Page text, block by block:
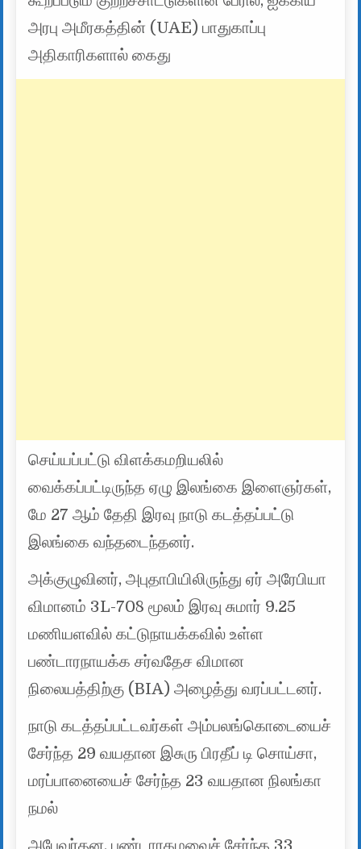
அரபு அமீரகத்தின் (UAE) பாதுகாப்பு
அதிகாரிகளால் கைது
செய்யப்பட்டு விளக்கமறியலில்
வைக்கப்பட்டிருந்த ஏழு இலங்கை இளைஞர்கள்,
மே 27 ஆம் தேதி இரவு நாடு கடத்தப்பட்டு
இலங்கை வந்தடைந்தனர்.
அக்குழுவினர், அபுதாபியிலிருந்து ஏர் அரேபியா
விமானம் 3L-708 மூலம் இரவு சுமார் 9.25
மணியளவில் கட்டுநாயக்கவில் உள்ள
பண்டாரநாயக்க சர்வதேச விமான
நிலையத்திற்கு (BIA) அழைத்து வரப்பட்டனர்.
நாடு கடத்தப்பட்டவர்கள் அம்பலங்கொடையைச்
சேர்ந்த 29 வயதான இசுரு பிரதீப் டி சொய்சா,
மரப்பானையைச் சேர்ந்த 23 வயதான நிலங்கா
நமல்